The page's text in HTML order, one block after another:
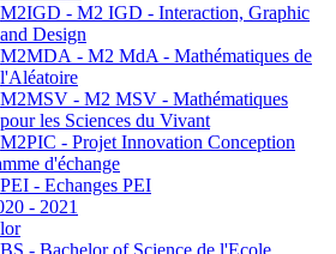
M2IGD - M2 IGD - Interaction, Graphic
and Design
M2MDA - M2 MdA - Mathématiques de
l'Aléatoire
M2MSV - M2 MSV - Mathématiques
pour les Sciences du Vivant
M2PIC - Projet Innovation Conception
d'échange
PEI - Echanges PEI
- 2021
BS - Bachelor of Science de l'Ecole